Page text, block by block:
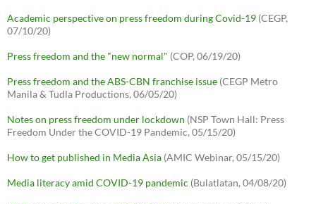
Academic perspective on press freedom during Covid-19 (CEGP,
07/10/20)
Press freedom and the "new normal" (COP, 06/19/20)
Press freedom and the ABS-CBN franchise issue (CEGP Metro
Manila & Tudla Productions, 06/05/20)
Notes on press freedom under lockdown (NSP Town Hall: Press
Freedom Under the COVID-19 Pandemic, 05/15/20)
How to get published in Media Asia (AMIC Webinar, 05/15/20)
Media literacy amid COVID-19 pandemic (Bulatlatan, 04/08/20)